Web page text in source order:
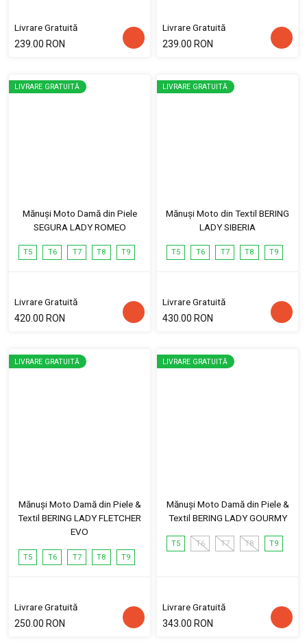
Livrare Gratuită
239.00 RON
Livrare Gratuită
239.00 RON
LIVRARE GRATUITĂ
Mănuși Moto Damă din Piele
SEGURA LADY ROMEO
T5 T6 T7 T8 T9
Livrare Gratuită
420.00 RON
LIVRARE GRATUITĂ
Mănuși Moto din Textil BERING
LADY SIBERIA
T5 T6 T7 T8 T9
Livrare Gratuită
430.00 RON
LIVRARE GRATUITĂ
Mănuși Moto Damă din Piele &
Textil BERING LADY FLETCHER
EVO
T5 T6 T7 T8 T9
Livrare Gratuită
250.00 RON
LIVRARE GRATUITĂ
Mănuși Moto Damă din Piele &
Textil BERING LADY GOURMY
T5 T6 T7 T8 T9
Livrare Gratuită
343.00 RON